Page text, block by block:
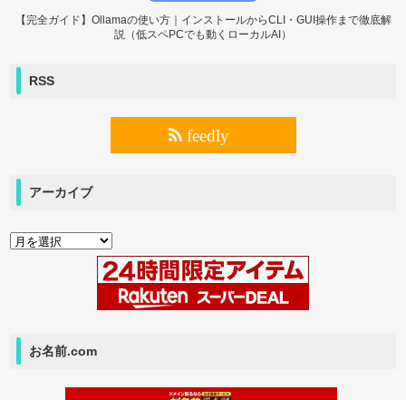
【完全ガイド】Ollamaの使い方｜インストールからCLI・GUI操作まで徹底解
説（低スペPCでも動くローカルAI）
RSS
feedly
アーカイブ
ア
ブ
お名前.com